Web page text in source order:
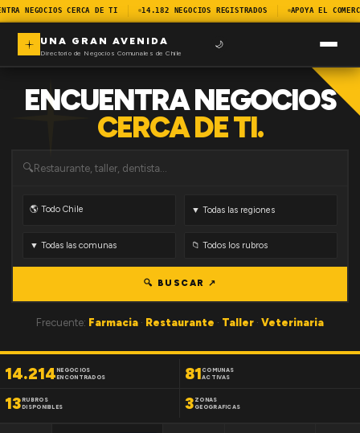
NEGOCIOS CERCA DE TI 14.182 NEGOCIOS REGISTRADOS APOYA EL
UNA GRAN AVENIDA
Directorio de Negocios Comunales de Chile
🌙
ENCUENTRA NEGOCIOS
CERCA DE TI.
🔍
🔍 BUSCAR ↗
Frecuente: Farmacia · Restaurante · Taller · Veterinaria
14.214NEGOCIOS
ENCONTRADOS
81 COMUNAS
ACTIVAS
13RUBROS
DISPONIBLES
3 ZONAS
GEOGRAFICAS